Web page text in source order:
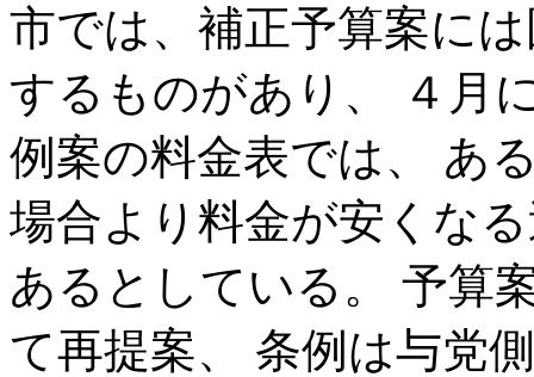
市では、補正予算案に
するものがあり、 ４月
例案の料金表では、 あ
場合より料金が安くな
あるとしている。 予算
て再提案、 条例は与党